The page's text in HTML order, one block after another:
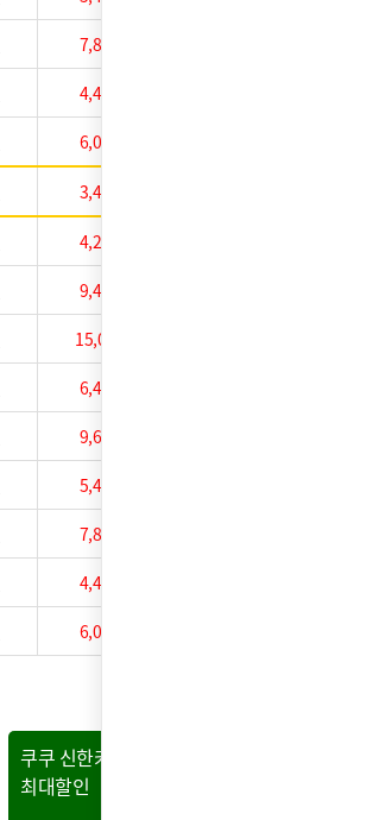
7,810 원
4,450 원
6,010 원
3,450 원
4,210 원
9,450 원
15,010 원
6,450 원
9,610 원
5,450 원
7,810 원
4,450 원
6,010 원
쿠쿠 신한카드
최대할인